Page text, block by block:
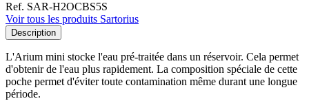
Ref. SAR-H2OCBS5S
Voir tous les produits Sartorius
Description
L'Arium mini stocke l'eau pré-traitée dans un réservoir. Cela permet
d'obtenir de l'eau plus rapidement. La composition spéciale de cette
poche permet d'éviter toute contamination même durant une longue
période.